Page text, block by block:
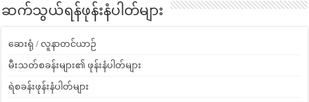
ဆက်သွယ်ရန်ဖုန်းနံပါတ်များ
ဆေးရုံ / လူနာတင်ယာဉ်
မီးသတ်စခန်းများ၏ ဖုန်းနံပါတ်များ
ရဲစခန်းဖုန်းနံပါတ်များ